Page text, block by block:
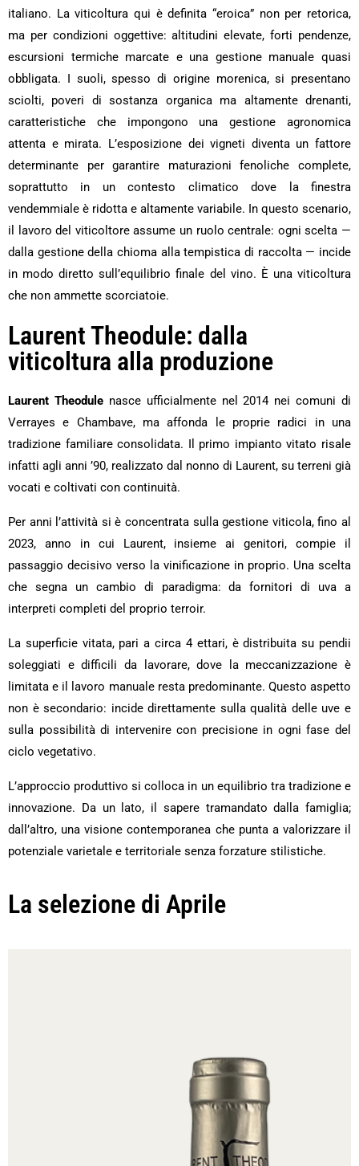
italiano. La viticoltura qui è definita “eroica” non per retorica,
ma per condizioni oggettive: altitudini elevate, forti pendenze,
escursioni termiche marcate e una gestione manuale quasi
obbligata. I suoli, spesso di origine morenica, si presentano
sciolti, poveri di sostanza organica ma altamente drenanti,
caratteristiche che impongono una gestione agronomica
attenta e mirata. L’esposizione dei vigneti diventa un fattore
determinante per garantire maturazioni fenoliche complete,
soprattutto in un contesto climatico dove la finestra
vendemmiale è ridotta e altamente variabile. In questo scenario,
il lavoro del viticoltore assume un ruolo centrale: ogni scelta —
dalla gestione della chioma alla tempistica di raccolta — incide
in modo diretto sull’equilibrio finale del vino. È una viticoltura
che non ammette scorciatoie.
Laurent Theodule: dalla
viticoltura alla produzione
Laurent Theodulenasce ufficialmente nel 2014 nei comuni di
Verrayes e Chambave, ma affonda le proprie radici in una
tradizione familiare consolidata. Il primo impianto vitato risale
infatti agli anni ’90, realizzato dal nonno di Laurent, su terreni già
vocati e coltivati con continuità.
Per anni l’attività si è concentrata sulla gestione viticola, fino al
2023, anno in cui Laurent, insieme ai genitori, compie il
passaggio decisivo verso la vinificazione in proprio. Una scelta
che segna un cambio di paradigma: da fornitori di uva a
interpreti completi del proprio terroir.
La superficie vitata, pari a circa 4 ettari, è distribuita su pendii
soleggiati e difficili da lavorare, dove la meccanizzazione è
limitata e il lavoro manuale resta predominante. Questo aspetto
non è secondario: incide direttamente sulla qualità delle uve e
sulla possibilità di intervenire con precisione in ogni fase del
ciclo vegetativo.
L’approccio produttivo si colloca in un equilibrio tra tradizione e
innovazione. Da un lato, il sapere tramandato dalla famiglia;
dall’altro, una visione contemporanea che punta a valorizzare il
potenziale varietale e territoriale senza forzature stilistiche.
La selezione di Aprile